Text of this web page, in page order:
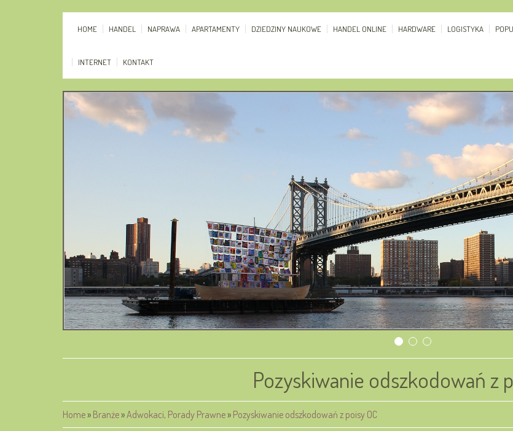
HOME HANDEL NAPRAWA APARTAMENTY DZIEDZINY NAUKOWE HANDEL ONLINE HARDWARE LOGISTYKA
INTERNET KONTAKT
Pozyskiwanie odszkodowań z
Home» Branże»Adwokaci, Porady Prawne» Pozyskiwanie odszkodowań z poisy OC